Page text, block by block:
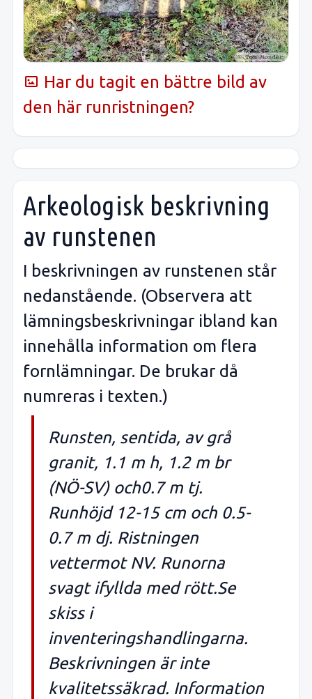
Har du tagit en bättre bild av
den här runristningen?
Arkeologisk beskrivning
av runstenen
I beskrivningen av runstenen står
nedanstående. (Observera att
lämningsbeskrivningar ibland kan
innehålla information om flera
fornlämningar. De brukar då
numreras i texten.)
Runsten, sentida, av grå
granit, 1.1 m h, 1.2 m br
(NÖ-SV) och0.7 m tj.
Runhöjd 12-15 cm och 0.5-
0.7 m dj. Ristningen
vettermot NV. Runorna
svagt ifyllda med rött.Se
skiss i
inventeringshandlingarna.
Beskrivningen är inte
kvalitetssäkrad. Information